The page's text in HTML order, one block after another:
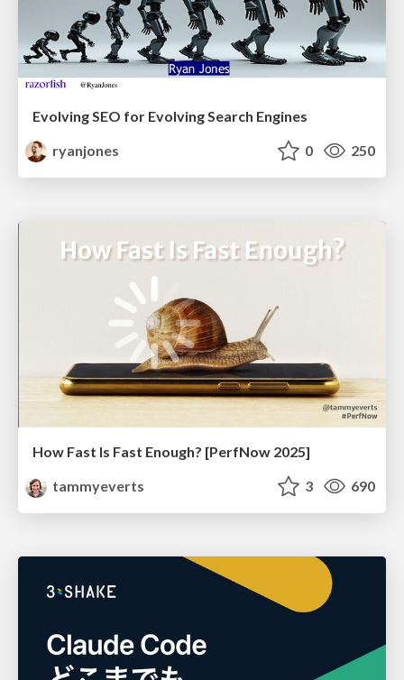
Evolving SEO for Evolving Search Engines
ryanjones
0 250
How Fast Is Fast Enough? [PerfNow 2025]
tammyeverts
3 690